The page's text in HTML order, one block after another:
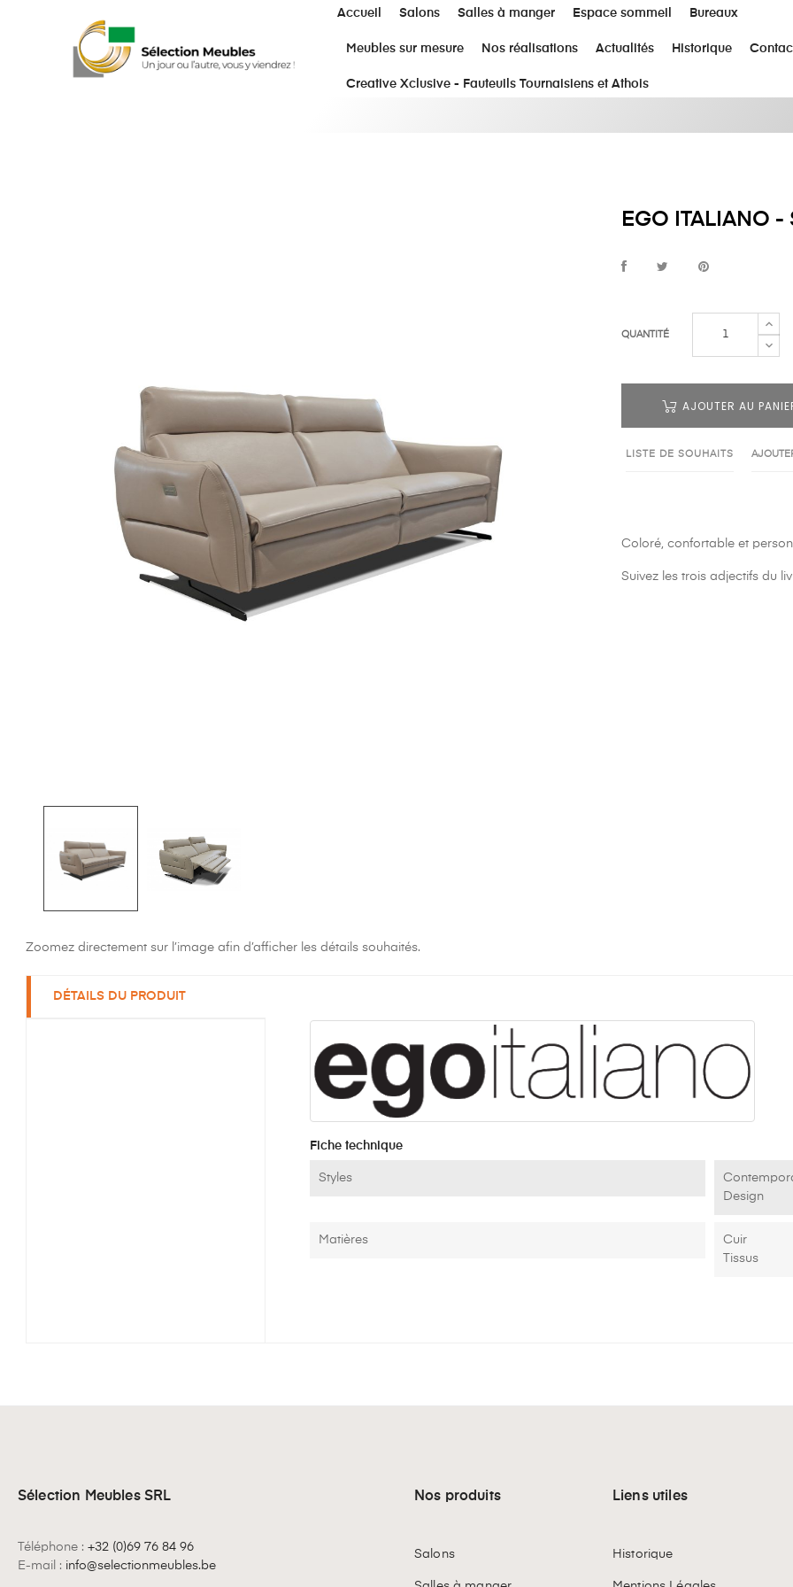
Accueil Salons Salles à manger Espace sommeil Bureaux
Meubles sur mesure Nos réalisations Actualités Historique
Creative Xclusive - Fauteuils Tournaisiens et Athois
Zoomez directement sur l’image afin d’afficher les détails souhaités.
EGO ITALIANO
QUANTITÉ
AJOUTER AU
LISTE DE SOUHAITS
Coloré, confortable et
Suivez les trois adjectifs du
DÉTAILS DU PRODUIT
Fiche technique
Styles
Design
Matières
Cuir
Tissus
Sélection Meubles SRL
Téléphone : +32 (0)69 76 84 96
E-mail : info@selectionmeubles.be
Nos produits
Salons
Liens utiles
Historique